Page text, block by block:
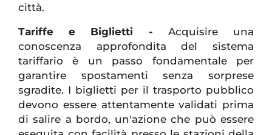
città.
Tariffe e Biglietti - Acquisire una
conoscenza approfondita del sistema
tariffario è un passo fondamentale per
garantire spostamenti senza sorprese
sgradite. I biglietti per il trasporto pubblico
devono essere attentamente validati prima
di salire a bordo, un'azione che può essere